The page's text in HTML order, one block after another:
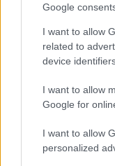
Google
I want to allow
related to
device
I want to allow
Google for
I want to allow
personalized
Ο μόνος
αντεπίθεση
Διοικητής της
καν
ανώτατη
προχωρήσουν
Γερμανούς που